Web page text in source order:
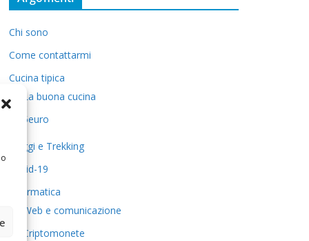
Chi sono
Come contattarmi
Cucina tipica
La buona cucina
5euro
Viaggi e Trekking
Covid-19
Informatica
Web e comunicazione
Criptomonete